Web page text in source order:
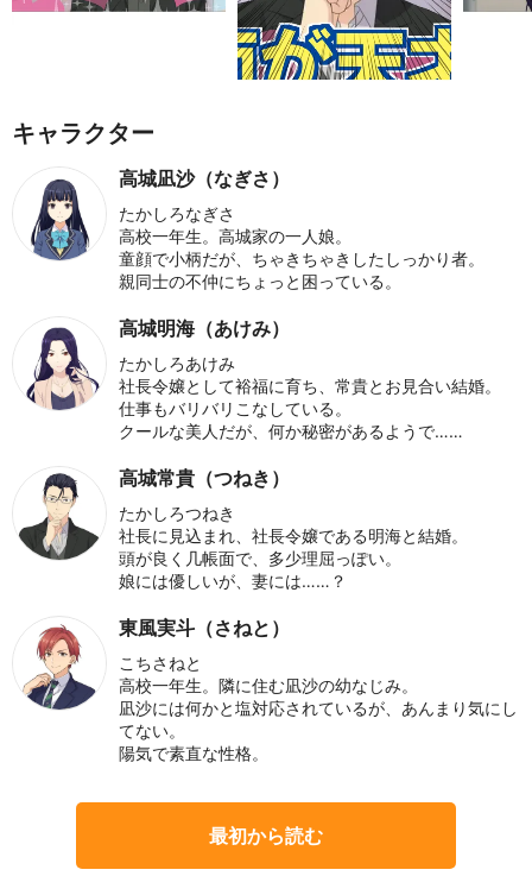
キャラクター
高城凪沙（なぎさ）
たかしろなぎさ
高校一年生。高城家の一人娘。
童顔で小柄だが、ちゃきちゃきしたしっかり者。
親同士の不仲にちょっと困っている。
高城明海（あけみ）
たかしろあけみ
社長令嬢として裕福に育ち、常貴とお見合い結婚。
仕事もバリバリこなしている。
クールな美人だが、何か秘密があるようで……
高城常貴（つねき）
たかしろつねき
社長に見込まれ、社長令嬢である明海と結婚。
頭が良く几帳面で、多少理屈っぽい。
娘には優しいが、妻には……？
東風実斗（さねと）
こちさねと
高校一年生。隣に住む凪沙の幼なじみ。
凪沙には何かと塩対応されているが、あんまり気にし
てない。
陽気で素直な性格。
最初から読む